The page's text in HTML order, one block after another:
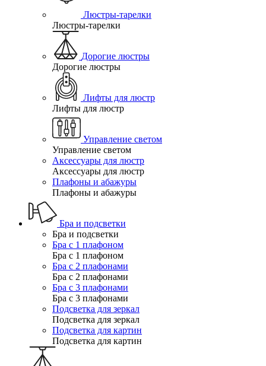
Люстры-тарелки
Люстры-тарелки
Дорогие люстры
Дорогие люстры
Лифты для люстр
Лифты для люстр
Управление светом
Управление светом
Аксессуары для люстр
Аксессуары для люстр
Плафоны и абажуры
Плафоны и абажуры
Бра и подсветки
Бра и подсветки
Бра с 1 плафоном
Бра с 1 плафоном
Бра с 2 плафонами
Бра с 2 плафонами
Бра с 3 плафонами
Бра с 3 плафонами
Подсветка для зеркал
Подсветка для зеркал
Подсветка для картин
Подсветка для картин